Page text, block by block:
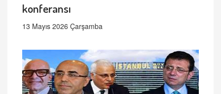
konferansı
13 Mayıs 2026 Çarşamba